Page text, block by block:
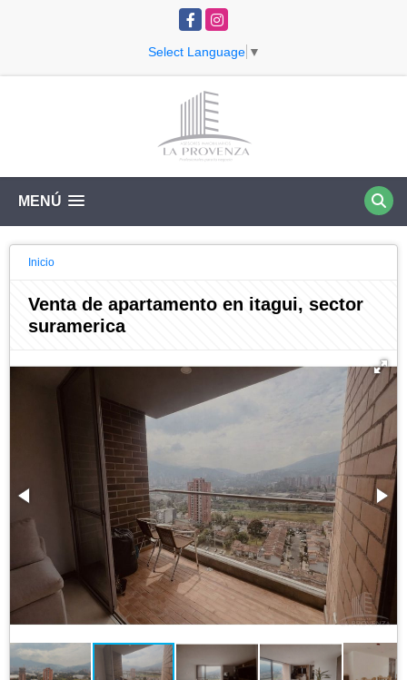
FacebookInstagram
Select Language ▼
MENÚ
Inicio
Venta de apartamento en itagui, sector
suramerica